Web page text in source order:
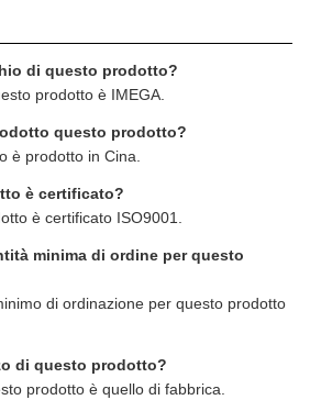
di questo prodotto?
prodotto è IMEGA.
questo prodotto?
è prodotto in Cina.
è certificato?
è certificato ISO9001.
minima di ordine per questo
di ordinazione per questo prodotto
di questo prodotto?
prodotto è quello di fabbrica.